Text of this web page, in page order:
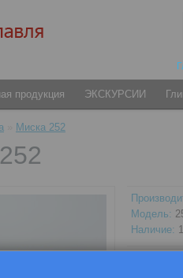
продукция ЭКСКУРСИИ
Миска 252
Модель:
Наличие: